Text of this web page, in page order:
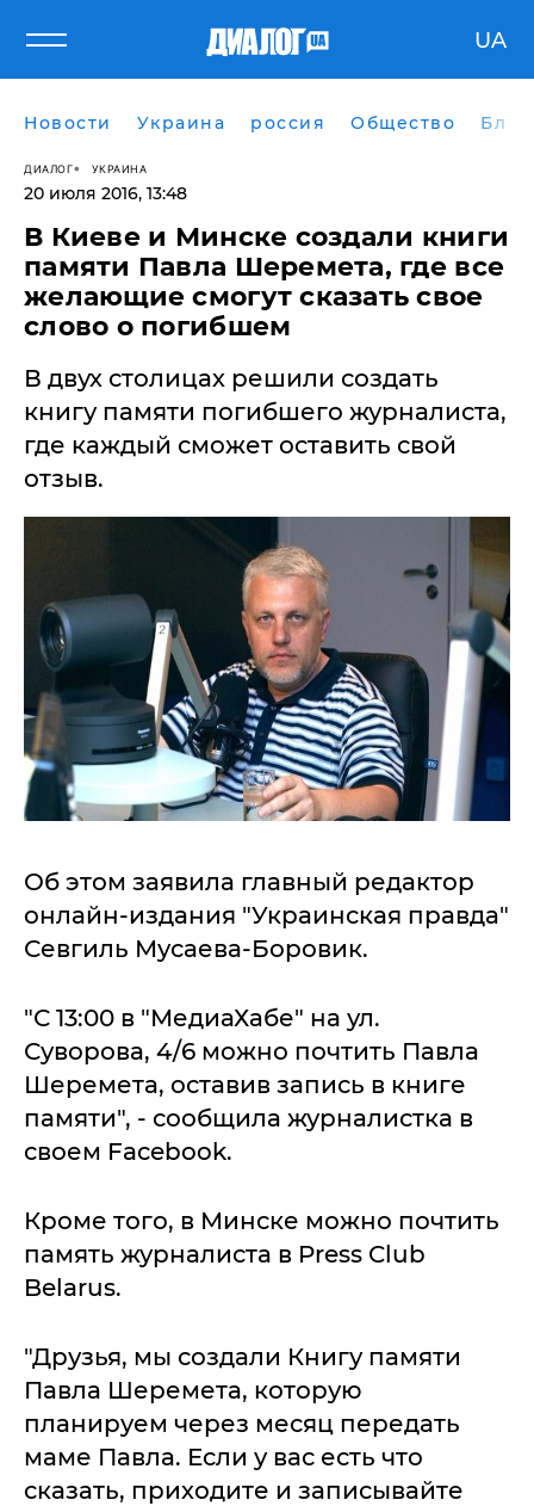
UA
Новости Украина россия Общество
ДИАЛОГ УКРАИНА
20 июля 2016, 13:48
В Киеве и Минске создали книги
памяти Павла Шеремета, где все
желающие смогут сказать свое
слово о погибшем
В двух столицах решили создать
книгу памяти погибшего журналиста,
где каждый сможет оставить свой
отзыв.
Об этом заявила главный редактор
онлайн-издания "Украинская правда"
Севгиль Мусаева-Боровик.
"С 13:00 в "МедиаХабе" на ул.
Суворова, 4/6 можно почтить Павла
Шеремета, оставив запись в книге
памяти", - сообщила журналистка в
своем Facebook.
Кроме того, в Минске можно почтить
память журналиста в Press Club
Belarus.
"Друзья, мы создали Книгу памяти
Павла Шеремета, которую
планируем через месяц передать
маме Павла. Если у вас есть что
сказать, приходите и записывайте